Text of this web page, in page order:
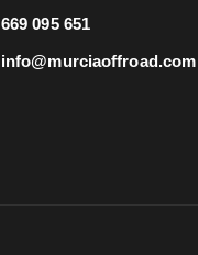
669 095 651
info@murciaoffroad.com